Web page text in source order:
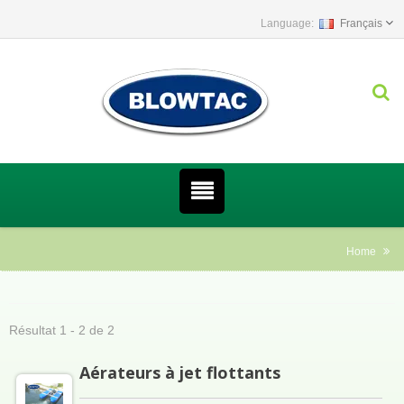
Français
Home
Résultat 1 - 2 de 2
Aérateurs à jet flottants